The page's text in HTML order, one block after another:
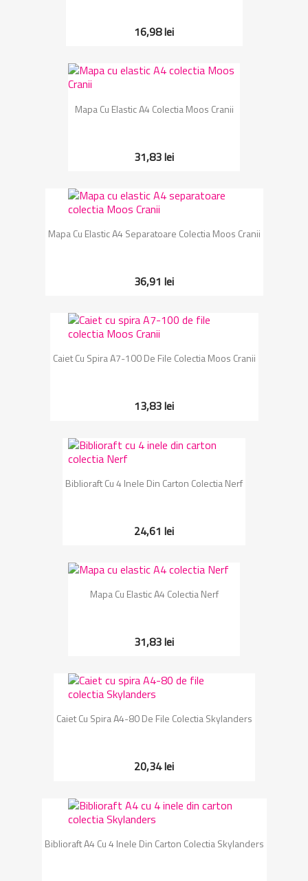
16,98 lei
Mapa Cu Elastic A4 Colectia Moos Cranii
31,83 lei
Mapa Cu Elastic A4 Separatoare Colectia Moos Cranii
36,91 lei
Caiet Cu Spira A7-100 De File Colectia Moos Cranii
13,83 lei
Biblioraft Cu 4 Inele Din Carton Colectia Nerf
24,61 lei
Mapa Cu Elastic A4 Colectia Nerf
31,83 lei
Caiet Cu Spira A4-80 De File Colectia Skylanders
20,34 lei
Biblioraft A4 Cu 4 Inele Din Carton Colectia Skylanders